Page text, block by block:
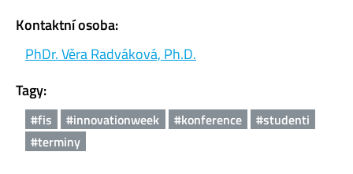
Kontaktní osoba:
PhDr. Věra Radváková, Ph.D.
Tagy:
#fis #innovationweek #konference
#studenti
#terminy